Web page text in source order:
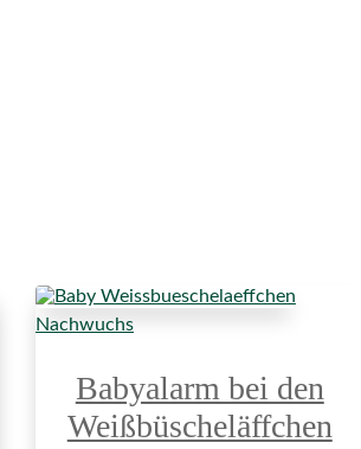
Nachwuchs
Babyalarm bei den
Weißbüscheläffchen